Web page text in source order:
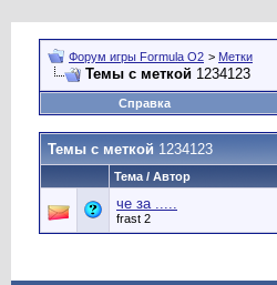
Форум игры Formula O2 > Метки
Темы с меткой 1234123
Справка
Темы с меткой 1234123
Тема / Автор
че за .....
frast 2